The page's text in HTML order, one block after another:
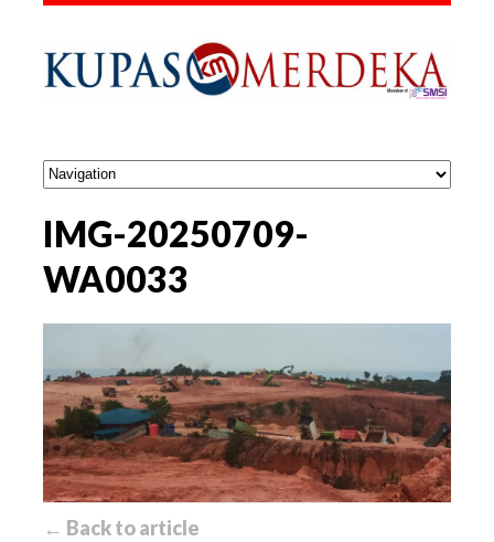
IMG-20250709-
WA0033
← Back to article